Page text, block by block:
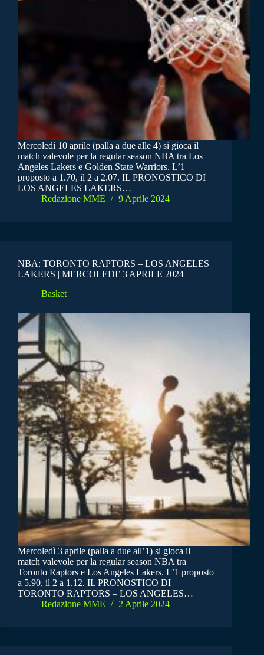
Mercoledì 10 aprile (palla a due alle 4) si gioca il
match valevole per la regular season NBA tra Los
Angeles Lakers e Golden State Warriors. L’1
proposto a 1.70, il 2 a 2.07. IL PRONOSTICO DI
LOS ANGELES LAKERS…
Redazione MME
9 Aprile 2024
NBA: TORONTO RAPTORS – LOS ANGELES
LAKERS | MERCOLEDI’ 3 APRILE 2024
Basket
Mercoledì 3 aprile (palla a due all’1) si gioca il
match valevole per la regular season NBA tra
Toronto Raptors e Los Angeles Lakers. L’1 proposto
a 5.90, il 2 a 1.12. IL PRONOSTICO DI
TORONTO RAPTORS – LOS ANGELES…
Redazione MME
2 Aprile 2024